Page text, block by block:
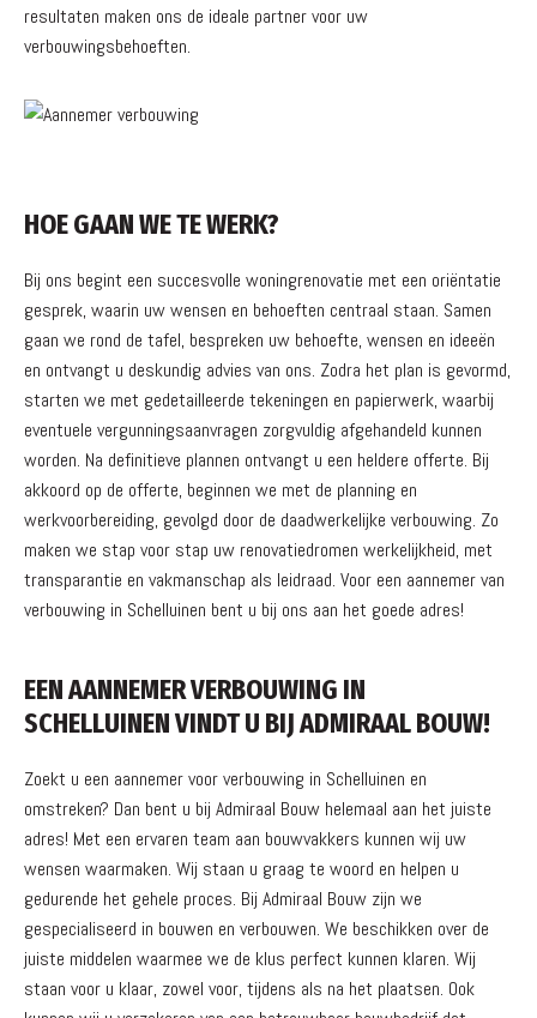
resultaten maken ons de ideale partner voor uw
verbouwingsbehoeften.
HOE GAAN WE TE WERK?
Bij ons begint een succesvolle woningrenovatie met een oriëntatie
gesprek, waarin uw wensen en behoeften centraal staan. Samen
gaan we rond de tafel, bespreken uw behoefte, wensen en ideeën
en ontvangt u deskundig advies van ons. Zodra het plan is gevormd,
starten we met gedetailleerde tekeningen en papierwerk, waarbij
eventuele vergunningsaanvragen zorgvuldig afgehandeld kunnen
worden. Na definitieve plannen ontvangt u een heldere offerte. Bij
akkoord op de offerte, beginnen we met de planning en
werkvoorbereiding, gevolgd door de daadwerkelijke verbouwing. Zo
maken we stap voor stap uw renovatiedromen werkelijkheid, met
transparantie en vakmanschap als leidraad. Voor een aannemer van
verbouwing in Schelluinen bent u bij ons aan het goede adres!
EEN AANNEMER VERBOUWING IN
SCHELLUINEN VINDT U BIJ ADMIRAAL BOUW!
Zoekt u een aannemer voor verbouwing in Schelluinen en
omstreken? Dan bent u bij Admiraal Bouw helemaal aan het juiste
adres! Met een ervaren team aan bouwvakkers kunnen wij uw
wensen waarmaken. Wij staan u graag te woord en helpen u
gedurende het gehele proces. Bij Admiraal Bouw zijn we
gespecialiseerd in bouwen en verbouwen. We beschikken over de
juiste middelen waarmee we de klus perfect kunnen klaren. Wij
staan voor u klaar, zowel voor, tijdens als na het plaatsen. Ook